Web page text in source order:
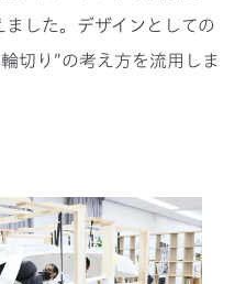
した。デザインとしての
切り”の考え方を流用しま